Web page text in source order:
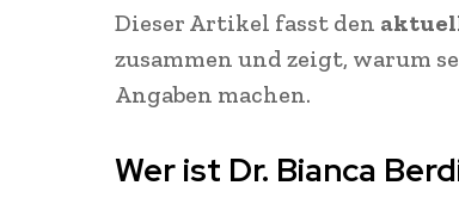
Dieser Artikel fasst den
zusammen und zeigt, warum
Angaben machen.
Wer ist Dr. Bianca